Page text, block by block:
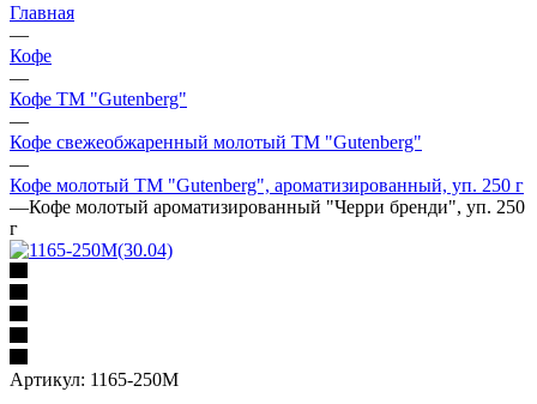
Главная
—
Кофе
—
Кофе ТМ "Gutenberg"
—
Кофе свежеобжаренный молотый ТМ "Gutenberg"
—
Кофе молотый ТМ "Gutenberg", ароматизированный, уп. 250 г
—Кофе молотый ароматизированный "Черри бренди", уп. 250
г
Артикул: 1165-250M